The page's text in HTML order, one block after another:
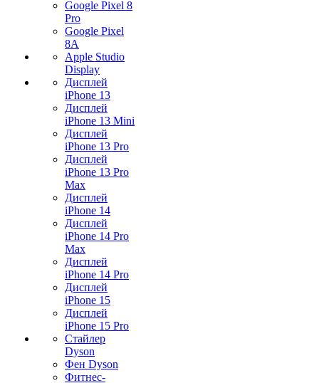
Google Pixel 8
Pro
Google Pixel
8A
Apple Studio
Display
Дисплей
iPhone 13
Дисплей
iPhone 13 Mini
Дисплей
iPhone 13 Pro
Дисплей
iPhone 13 Pro
Max
Дисплей
iPhone 14
Дисплей
iPhone 14 Pro
Max
Дисплей
iPhone 14 Pro
Дисплей
iPhone 15
Дисплей
iPhone 15 Pro
Стайлер
Dyson
Фен Dyson
Фитнес-